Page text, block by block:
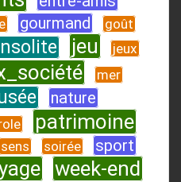
gourmand goût
jeu
jeux
mer
nature
patrimoine
sens soirée
sport
week-end